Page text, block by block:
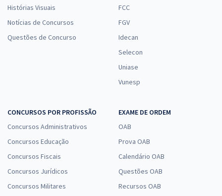
Histórias Visuais
Notícias de Concursos
Questões de Concurso
FCC
FGV
Idecan
Selecon
Uniase
Vunesp
CONCURSOS POR PROFISSÃO
Concursos Administrativos
Concursos Educação
Concursos Fiscais
Concursos Jurídicos
Concursos Militares
EXAME DE ORDEM
OAB
Prova OAB
Calendário OAB
Questões OAB
Recursos OAB